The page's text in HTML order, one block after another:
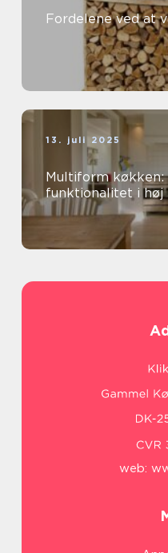
Fordelene ved at
13. juli 2025
Multiform køkken:
funktionalitet i høj
web: